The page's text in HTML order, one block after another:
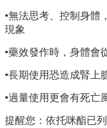
主
題
專
區
便
民
服
務
•無法思考、控制身體
現象
•藥效發作時，身體會
•長期使用恐造成腎上
•過量使用更會有死亡
提醒您：依托咪酯已